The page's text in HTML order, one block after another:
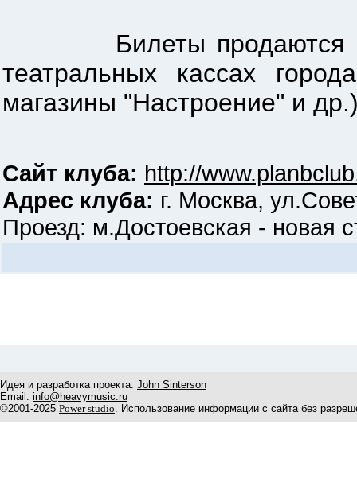
Билеты продаются в
театральных кассах
магазины "Настроение" и
Сайт клуба: http://
Адрес клуба: г. Москва,
Проезд: м.Достоевская - новая
Идея и разработка проекта: John Sinterson
Email: info@heavymusic.ru
©2001-2025 Power studio. Использование информации с сайта без